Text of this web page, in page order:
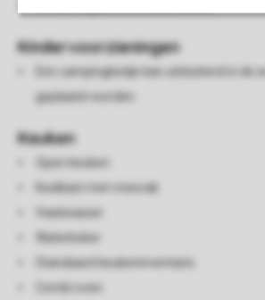
Kindervoorzieningen
Een campingbedje kan uitsluitend in de
geplaatst worden
Keuken
Open keuken
Koelkast met vriesvak
Vaatwasser
Waterkoker
Standaard keukeninventaris
Combi oven